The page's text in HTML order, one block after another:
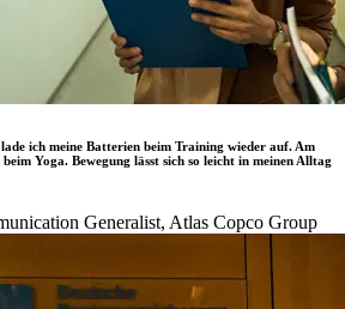
ich meine Batterien beim Training wieder auf. Am
Yoga. Bewegung lässt sich so leicht in meinen Alltag
Generalist, Atlas Copco Group